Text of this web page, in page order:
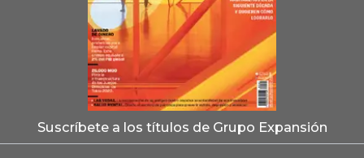
Suscríbete a los títulos de Grupo Expansión